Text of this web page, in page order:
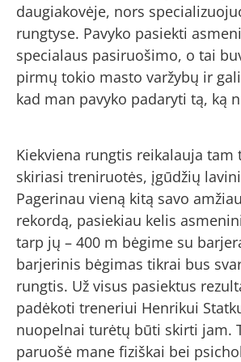
daugiakovėje, nors
rungtyse. Pavyko pasiekti
specialaus pasiruošimo, o tai
pirmų tokio masto varžybų ir
kad man pavyko padaryti tą, ką
Kiekviena rungtis reikalauja tam
skiriasi treniruotės, įgūdžių
Pagerinau vieną kitą savo
rekordą, pasiekiau kelis
tarp jų – 400 m bėgime su
barjerinis bėgimas tikrai bus
rungtis. Už visus pasiektus
padėkoti treneriui Henrikui
nuopelnai turėtų būti skirti jam.
paruošė mane fiziškai bei